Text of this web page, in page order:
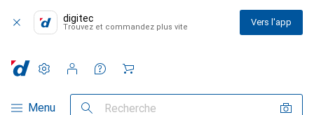
digitec
Trouvez et commandez plus vite Vers l'app
Navigation par catégorie
Menu Recherche
Paramètres
Compte client
Listes de comparaison
Listes d'envies
Panier